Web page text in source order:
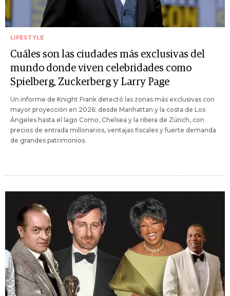
LIFESTYLE
Cuáles son las ciudades más exclusivas del
mundo donde viven celebridades como
Spielberg, Zuckerberg y Larry Page
Un informe de Knight Frank detectó las zonas más exclusivas con
mayor proyección en 2026: desde Manhattan y la costa de Los
Ángeles hasta el lago Como, Chelsea y la ribera de Zúrich, con
precios de entrada millonarios, ventajas fiscales y fuerte demanda
de grandes patrimonios.